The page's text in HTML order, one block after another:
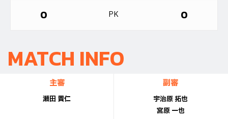
0
PK 0
MATCH INFO
主審
瀬田 貴仁
副審
宇治原 拓也
宮原 一也